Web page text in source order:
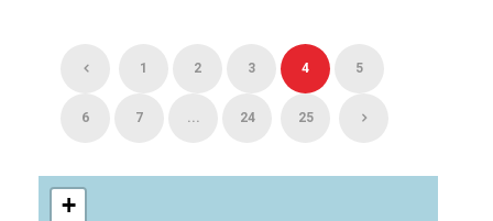
1 2 3 4 5
6 7 ... 24 25
+